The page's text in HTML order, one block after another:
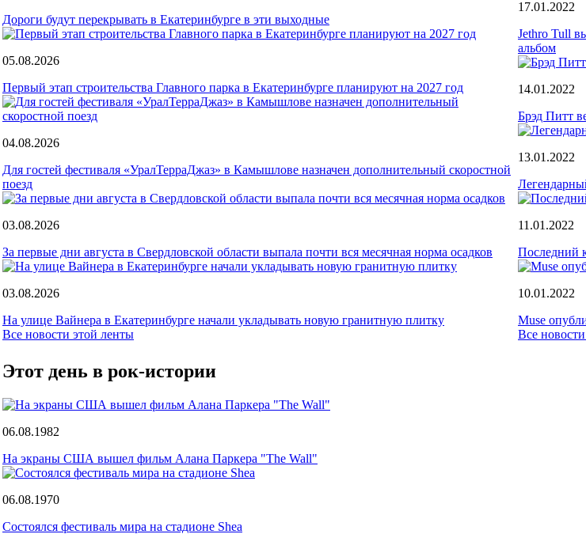
Дороги будут перекрывать в Екатеринбурге в эти выходные
05.08.2026
Первый этап строительства Главного парка в Екатеринбурге планируют на 2027 год
04.08.2026
Для гостей фестиваля «УралТерраДжаз» в Камышлове назначен дополнительный скоростной
поезд
03.08.2026
За первые дни августа в Свердловской области выпала почти вся месячная норма осадков
03.08.2026
На улице Вайнера в Екатеринбурге начали укладывать новую гранитную плитку
Все новости этой ленты
17.01.2022
Jethro Tull
альбом
14.01.2022
Брэд Питт
13.01.2022
11.01.2022
Последний
10.01.2022
Muse
Все
Этот день в рок-истории
06.08.1982
На экраны США вышел фильм Алана Паркера "The Wall"
06.08.1970
Состоялся фестиваль мира на стадионе Shea